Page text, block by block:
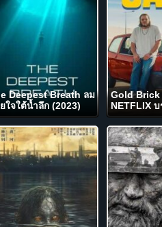
Deepest Breath ลม
ใจใต้น้ำลึก (2023)
Gold Brick
NETFLIX